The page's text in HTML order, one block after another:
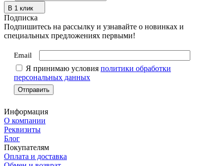
В 1 клик
Подписка
Подпишитесь на рассылку и узнавайте о новинках и
специальных предложениях первыми!
Email
Я принимаю условия политики обработки
персональных данных
Информация
О компании
Реквизиты
Блог
Покупателям
Оплата и доставка